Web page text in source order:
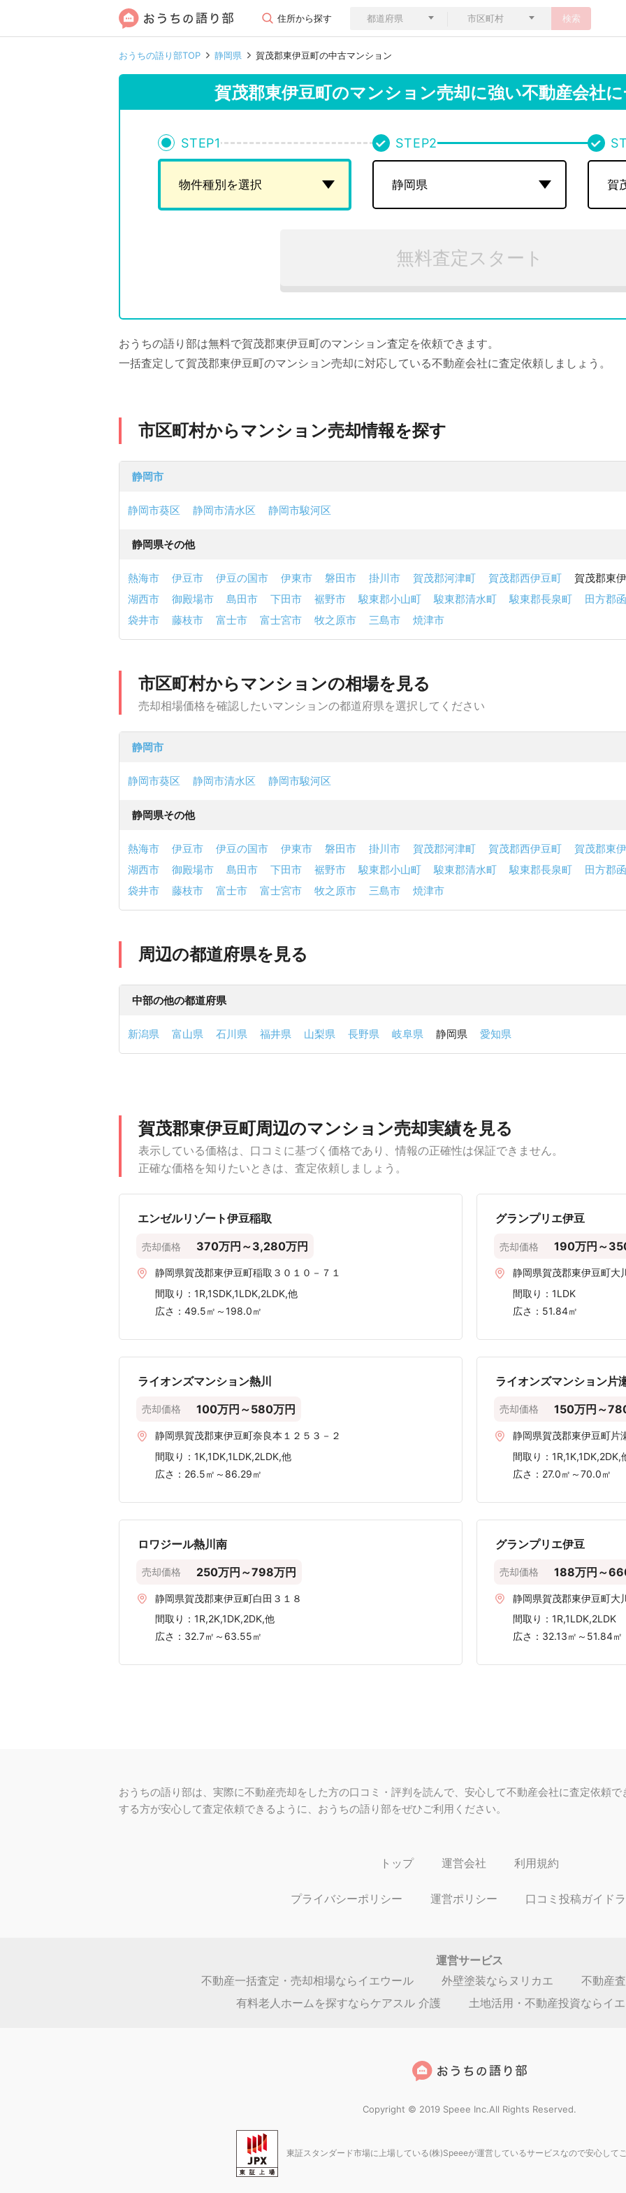
住所から探す 検索
おうちの語り部TOP 静岡県 賀茂郡東伊豆町の中古マンション
賀茂郡東伊豆町のマンション売却に強い不動産会社
STEP1 STEP2
無料査定スタート
おうちの語り部は無料で賀茂郡東伊豆町のマンション査定を依頼できます。
一括査定して賀茂郡東伊豆町のマンション売却に対応している不動産会社に査定依頼しましょう。
市区町村からマンション売却情報を探す
静岡市
静岡市葵区 静岡市清水区 静岡市駿河区
静岡県その他
熱海市 伊豆市 伊豆の国市 伊東市 磐田市 掛川市 賀茂郡河津町 賀茂郡西伊豆町 賀茂郡東
湖西市
御殿場市 島田市 下田市 裾野市 駿東郡小山町 駿東郡清水町 駿東郡長泉町 田方郡
袋井市
藤枝市 富士市 富士宮市 牧之原市 三島市 焼津市
市区町村からマンションの相場を見る
売却相場価格を確認したいマンションの都道府県を選択してください
静岡市
静岡市葵区 静岡市清水区 静岡市駿河区
静岡県その他
熱海市 伊豆市 伊豆の国市 伊東市 磐田市 掛川市 賀茂郡河津町 賀茂郡西伊豆町 賀茂郡東
湖西市
御殿場市 島田市 下田市 裾野市 駿東郡小山町 駿東郡清水町 駿東郡長泉町 田方郡
袋井市
藤枝市 富士市 富士宮市 牧之原市 三島市 焼津市
周辺の都道府県を見る
中部の他の都道府県
新潟県 富山県 石川県 福井県 山梨県 長野県 岐阜県 静岡県 愛知県
賀茂郡東伊豆町でマンション、一戸建て、土地などの不動産を売却しようとしている方は、賀茂郡東
にしましょう。
マンションの売却・査定価格の参考になる要素は、「専有面積」「間取り」「築年数」「駅徒歩」の
賀茂郡東伊豆町におけるマンション売却事例から、売却価格帯を専有面積の広さや駅からの距離ご
賀茂郡東伊豆町の
十分な取引実績データが存在しません
〜100m²
〜80m²
〜70m²
〜60m²
〜50m²
〜40m²
賀茂郡東伊豆町周辺のマンション売却実績を見る
49.5㎡～198.0㎡
グランプリエ伊豆
広さ：
1K,1DK,1LDK,2LDK,他
26.5㎡～86.29㎡
静岡県賀茂郡東伊豆町片
広さ：27.0㎡～70.0㎡